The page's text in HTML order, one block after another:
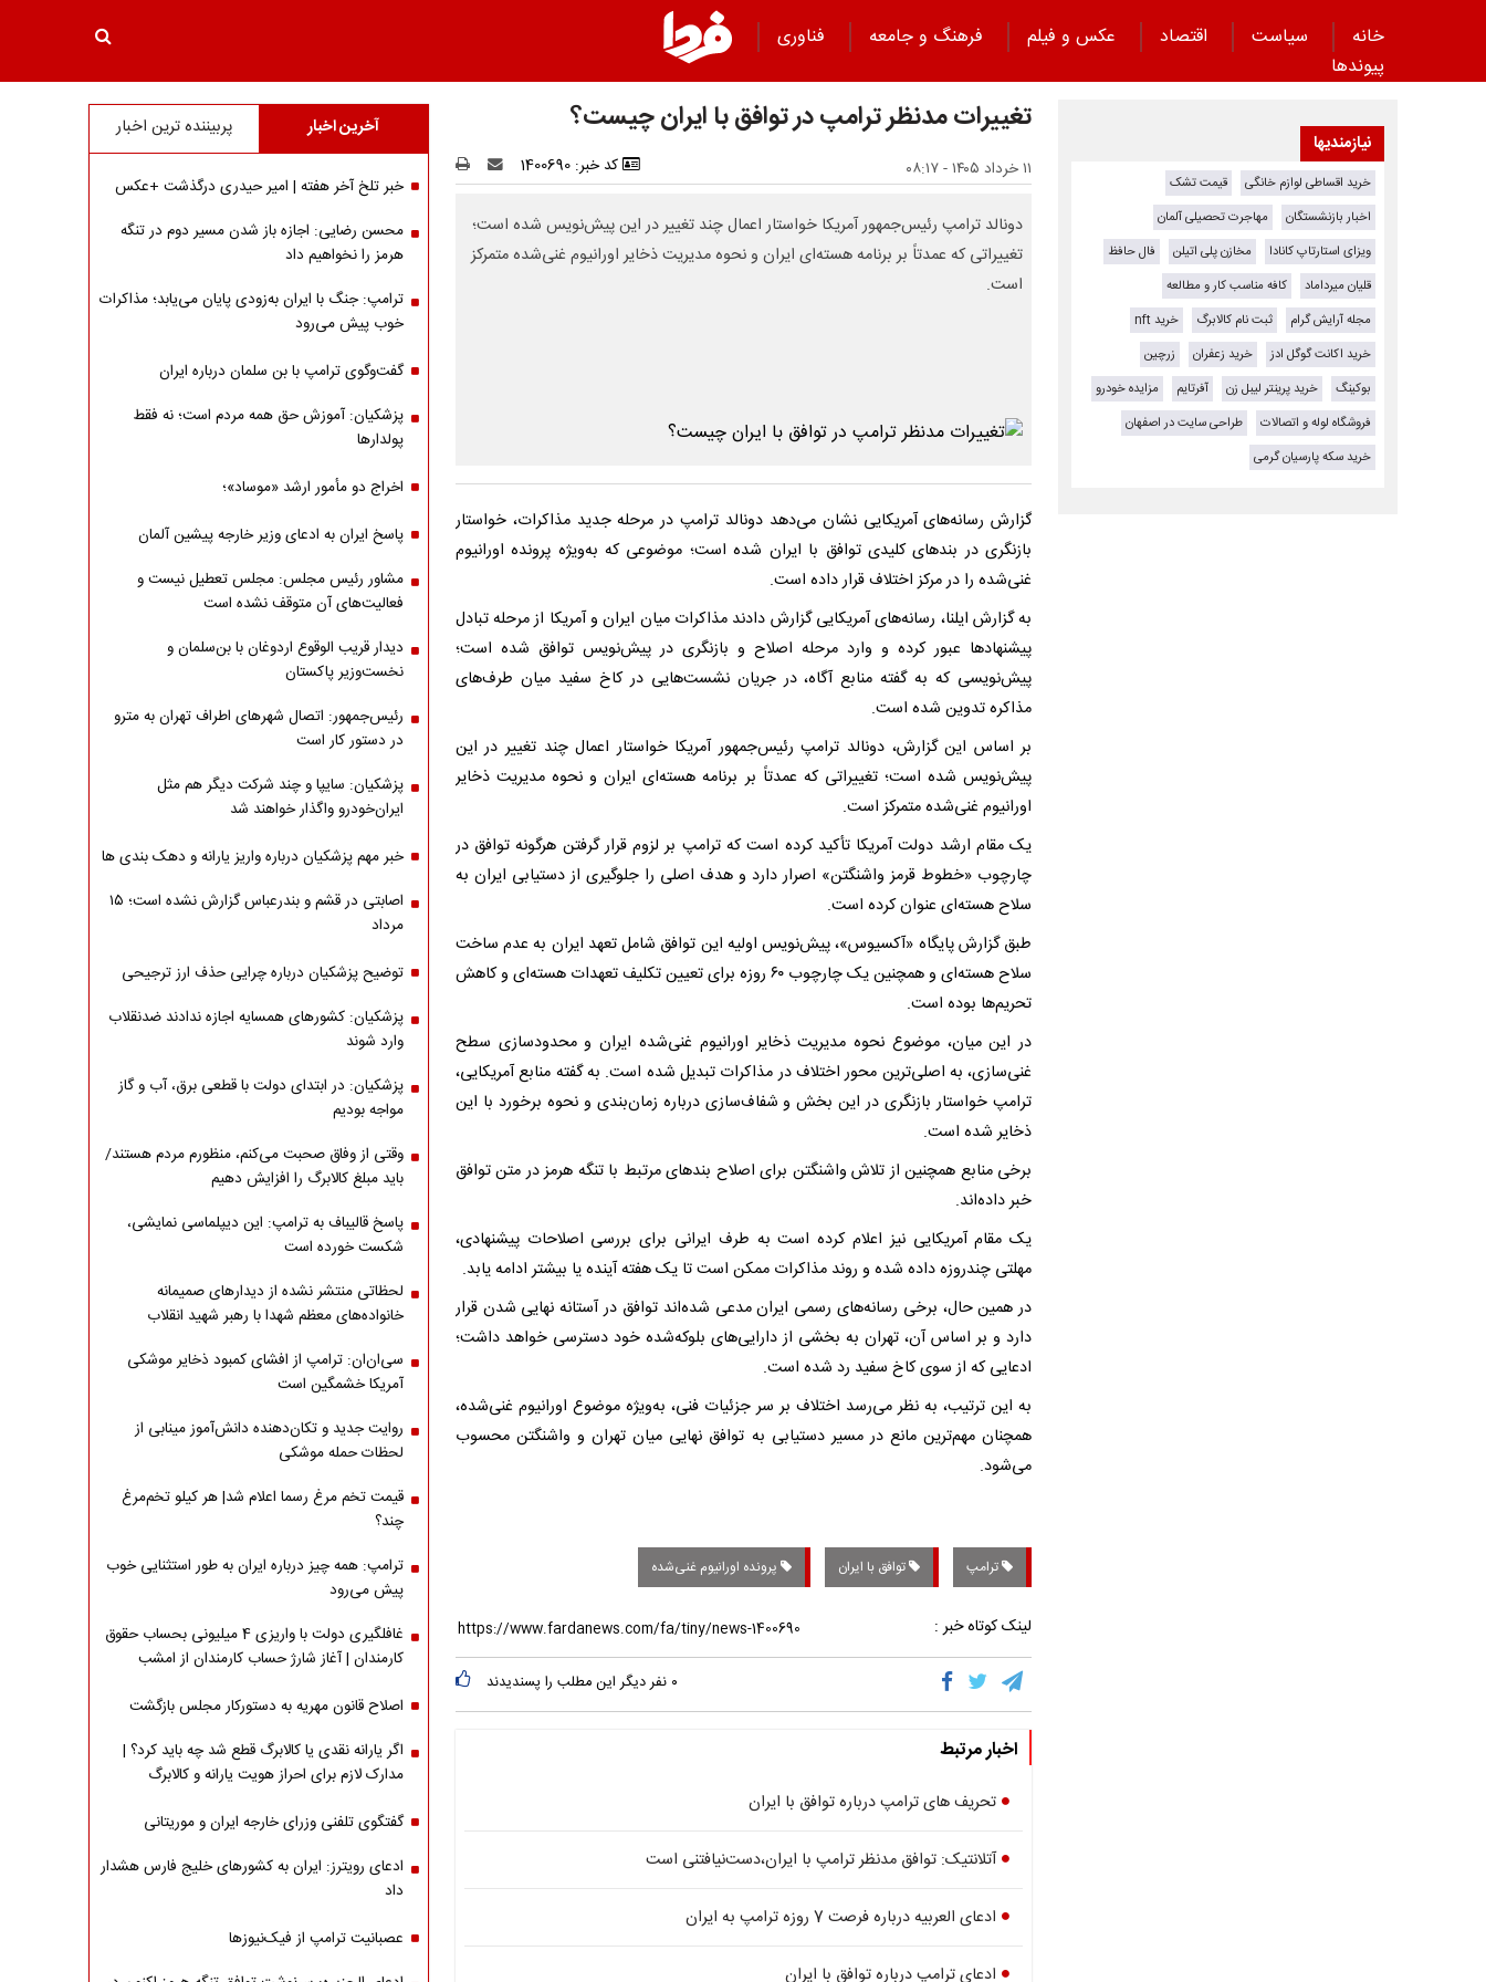
خانه سیاست اقتصاد عکس و فیلم فرهنگ و جامعه
فناوری
پیوند‌ها
تغییرات مدنظر ترامپ در توافق با ایران چیست؟
۱۱ خرداد ۱۴۰۵ - ۰۸:۱۷ کد خبر: 1400690
دونالد ترامپ رئیس‌جمهور آمریکا خواستار اعمال چند تغییر در این پیش‌نویس شده است؛
تغییراتی که عمدتاً بر برنامه هسته‌ای ایران و نحوه مدیریت ذخایر اورانیوم غنی‌شده متمرکز
است.
گزارش رسانه‌های آمریکایی نشان می‌دهد دونالد ترامپ در مرحله جدید مذاکرات، خواستار
بازنگری در بندهای کلیدی توافق با ایران شده است؛ موضوعی که به‌ویژه پرونده اورانیوم
غنی‌شده را در مرکز اختلاف قرار داده است.
به گزارش ایلنا، رسانه‌های آمریکایی گزارش دادند مذاکرات میان ایران و آمریکا از مرحله تبادل
پیشنهادها عبور کرده و وارد مرحله اصلاح و بازنگری در پیش‌نویس توافق شده است؛
پیش‌نویسی که به گفته منابع آگاه، در جریان نشست‌هایی در کاخ سفید میان طرف‌های
مذاکره تدوین شده است.
بر اساس این گزارش، دونالد ترامپ رئیس‌جمهور آمریکا خواستار اعمال چند تغییر در این
پیش‌نویس شده است؛ تغییراتی که عمدتاً بر برنامه هسته‌ای ایران و نحوه مدیریت ذخایر
اورانیوم غنی‌شده متمرکز است.
یک مقام ارشد دولت آمریکا تأکید کرده است که ترامپ بر لزوم قرار گرفتن هرگونه توافق در
چارچوب «خطوط قرمز واشنگتن» اصرار دارد و هدف اصلی را جلوگیری از دستیابی ایران به
سلاح هسته‌ای عنوان کرده است.
طبق گزارش پایگاه «آکسیوس»، پیش‌نویس اولیه این توافق شامل تعهد ایران به عدم ساخت
سلاح هسته‌ای و همچنین یک چارچوب ۶۰ روزه برای تعیین تکلیف تعهدات هسته‌ای و کاهش
تحریم‌ها بوده است.
در این میان، موضوع نحوه مدیریت ذخایر اورانیوم غنی‌شده ایران و محدودسازی سطح
غنی‌سازی، به اصلی‌ترین محور اختلاف در مذاکرات تبدیل شده است. به گفته منابع آمریکایی،
ترامپ خواستار بازنگری در این بخش و شفاف‌سازی درباره زمان‌بندی و نحوه برخورد با این
ذخایر شده است.
برخی منابع همچنین از تلاش واشنگتن برای اصلاح بندهای مرتبط با تنگه هرمز در متن توافق
خبر داده‌اند.
یک مقام آمریکایی نیز اعلام کرده است به طرف ایرانی برای بررسی اصلاحات پیشنهادی،
مهلتی چندروزه داده شده و روند مذاکرات ممکن است تا یک هفته آینده یا بیشتر ادامه یابد.
در همین حال، برخی رسانه‌های رسمی ایران مدعی شده‌اند توافق در آستانه نهایی شدن قرار
دارد و بر اساس آن، تهران به بخشی از دارایی‌های بلوکه‌شده خود دسترسی خواهد داشت؛
ادعایی که از سوی کاخ سفید رد شده است.
به این ترتیب، به نظر می‌رسد اختلاف بر سر جزئیات فنی، به‌ویژه موضوع اورانیوم غنی‌شده،
همچنان مهم‌ترین مانع در مسیر دستیابی به توافق نهایی میان تهران و واشنگتن محسوب
می‌شود.
ترامپ توافق با ایران پرونده اورانیوم غنی‌شده
لینک کوتاه خبر :
۰ نفر دیگر این مطلب را پسندیدند
اخبار مرتبط
تحریف های ترامپ درباره توافق با ایران
آتلانتیک: توافق مدنظر ترامپ با ایران،دست‌نیافتنی است
ادعای العربیه درباره فرصت 7 روزه ترامپ به ایران
ادعای ترامپ درباره توافق با ایران
نیازمندیها
خرید اقساطی لوازم خانگی
قیمت تشک
اخبار بازنشستگان
مهاجرت تحصیلی آلمان
ویزای استارتاپ کانادا
مخازن پلی اتیلن
فال حافظ
قلیان میرداماد
کافه مناسب کار و مطالعه
مجله آرایش گرام
ثبت نام کالابرگ
خرید nft
خرید اکانت گوگل ادز
خرید زعفران
زرچین
بوکینگ
خرید پرینتر لیبل زن آفرتایم
مزایده خودرو
فروشگاه لوله و اتصالات
طراحی سایت در اصفهان
خرید سکه پارسیان گرمی
آخرین اخبار پربیننده ترین اخبار
خبر تلخ آخر هفته | امیر حیدری درگذشت +عکس
محسن رضایی: اجازه باز شدن مسیر دوم در تنگه
هرمز را نخواهیم داد
ترامپ: جنگ با ایران به‌زودی پایان می‌یابد؛ مذاکرات
خوب پیش می‌رود
گفت‌وگوی ترامپ با بن سلمان درباره ایران
پزشکیان: آموزش حق همه مردم است؛ نه فقط
پولدارها
اخراج دو مأمور ارشد «موساد»؛
پاسخ ایران به ادعای وزیر خارجه پیشین آلمان
مشاور رئیس مجلس: مجلس تعطیل نیست و
فعالیت‌های آن متوقف نشده است
دیدار قریب الوقوع اردوغان با بن‌سلمان و
نخست‌وزیر پاکستان
رئیس‌جمهور: اتصال شهرهای اطراف تهران به مترو
در دستور کار است
پزشکیان: سایپا و چند شرکت دیگر هم مثل
ایران‌خودرو واگذار خواهند شد
خبر مهم پزشکیان درباره واریز یارانه و دهک بندی ها
اصابتی در قشم و بندرعباس گزارش نشده است؛ ۱۵
مرداد
توضیح پزشکیان درباره چرایی حذف ارز ترجیحی
پزشکیان: کشورهای همسایه اجازه ندادند ضدنقلاب
وارد شوند
پزشکیان: در ابتدای دولت با قطعی برق، آب و گاز
مواجه بودیم
وقتی از وفاق صحبت می‌کنم، منظورم مردم هستند/
باید مبلغ کالابرگ را افزایش دهیم
پاسخ قالیباف به ترامپ: این دیپلماسی نمایشی،
شکست خورده است
لحظاتی منتشر نشده از دیدارهای صمیمانه
خانواده‌های معظم شهدا با رهبر شهید انقلاب
سی‌ان‌ان: ترامپ از افشای کمبود ذخایر موشکی
آمریکا خشمگین است
روایت جدید و تکان‌دهنده دانش‌آموز مینابی از
لحظات حمله موشکی
قیمت تخم مرغ رسما اعلام شد| هر کیلو تخم‌مرغ
چند؟
ترامپ: همه چیز درباره ایران به طور استثنایی خوب
پیش می‌رود
غافلگیری دولت با واریزی 4 میلیونی بحساب حقوق
کارمندان | آغاز شارژ حساب کارمندان از امشب
اصلاح قانون مهریه به دستورکار مجلس بازگشت
اگر یارانه نقدی یا کالابرگ قطع شد چه باید کرد؟ |
مدارک لازم برای احراز هویت یارانه و کالابرگ
گفتگوی تلفنی وزرای خارجه ایران و موریتانی
ادعای رویترز: ایران به کشورهای خلیج فارس هشدار
داد
عصبانیت ترامپ از فیک‌نیوزها